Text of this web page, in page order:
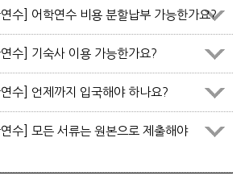
연수] 어학연수 비용 분할납부 가능한가요?
연수] 기숙사 이용 가능한가요?
연수] 언제까지 입국해야 하나요?
연수] 모든 서류는 원본으로 제출해야